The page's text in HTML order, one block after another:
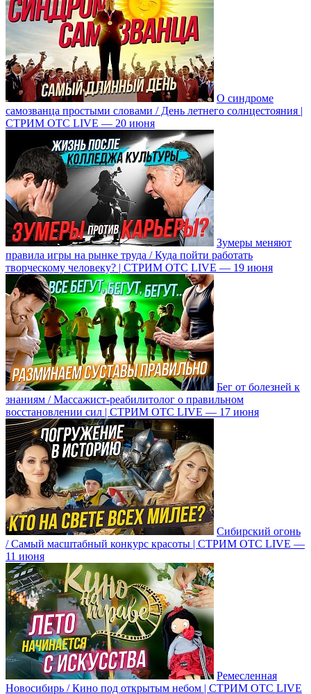
О синдроме
самозванца простыми словами / День летнего солнцестояния |
СТРИМ ОТС LIVE — 20 июня
Зумеры меняют
правила игры на рынке труда / Куда пойти работать
творческому человеку? | СТРИМ ОТС LIVE — 19 июня
Бег от болезней к
знаниям / Массажист-реабилитолог о правильном
восстановлении сил | СТРИМ ОТС LIVE — 17 июня
Сибирский огонь
/ Самый масштабный конкурс красоты | СТРИМ ОТС LIVE —
11 июня
Ремесленная
Новосибирь / Кино под открытым небом | СТРИМ ОТС LIVE